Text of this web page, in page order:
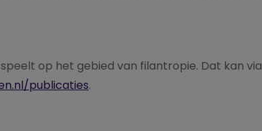
op het gebied van filantropie. Dat kan via
publicaties.